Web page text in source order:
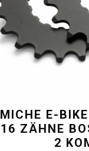
MICHE E-
16 ZÄHNE
2